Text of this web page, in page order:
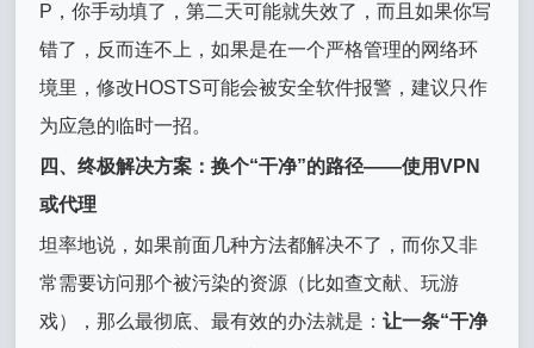
P，你手动填了，第二天可能就失效了，而且如果你写
错了，反而连不上，如果是在一个严格管理的网络环
境里，修改HOSTS可能会被安全软件报警，建议只作
为应急的临时一招。
四、终极解决方案：换个“干净”的路径——使用VPN
或代理
坦率地说，如果前面几种方法都解决不了，而你又非
常需要访问那个被污染的资源（比如查文献、玩游
戏），那么最彻底、最有效的办法就是：让一条“干净